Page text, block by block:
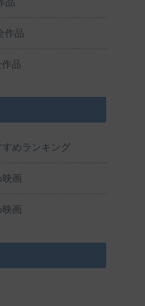
作品
品
めランキング
画
映画